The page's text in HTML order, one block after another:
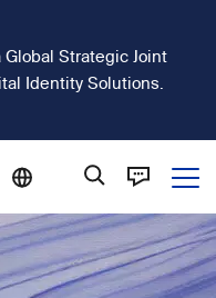
Global Strategic Joint
Identity Solutions.